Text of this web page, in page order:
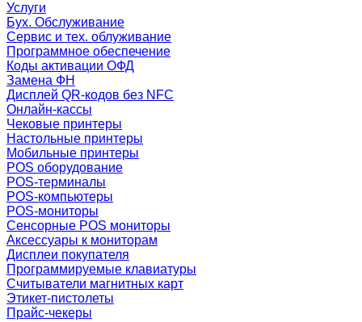
Услуги
Бух. Обслуживание
Сервис и тех. облуживание
Программное обеспечение
Коды активации ОФД
Замена ФН
Дисплей QR-кодов без NFC
Онлайн-кассы
Чековые принтеры
Настольные принтеры
Мобильные принтеры
POS оборудование
POS-терминалы
POS-компьютеры
POS-мониторы
Сенсорные POS мониторы
Аксессуары к мониторам
Дисплеи покупателя
Программируемые клавиатуры
Считыватели магнитных карт
Этикет-пистолеты
Прайс-чекеры